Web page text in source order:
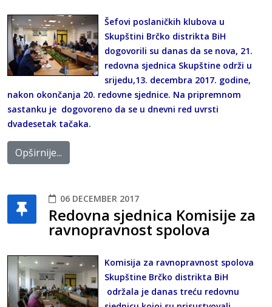
Šefovi poslaničkih klubova u
Skupštini Brčko distrikta BiH
dogovorili su danas da se nova, 21.
redovna sjednica Skupštine održi u
srijedu,13. decembra 2017. godine,
nakon okončanja 20. redovne sjednice. Na pripremnom
sastanku je dogovoreno da se u dnevni red uvrsti
dvadesetak tačaka.
Opširnije...
06 DECEMBER 2017
Redovna sjednica Komisije za
ravnopravnost spolova
Komisija za ravnopravnost spolova
Skupštine Brčko distrikta BiH
održala je danas treću redovnu